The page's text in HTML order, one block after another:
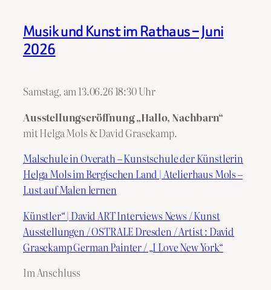
Musik und Kunst im Rathaus – Juni
2026
Samstag, am 13.06.26 18:30 Uhr
Ausstellungseröffnung „Hallo, Nachbarn“
mit Helga Mols & David Grasekamp.
Malschule in Overath – Kunstschule der Künstlerin
Helga Mols im Bergischen Land | Atelierhaus Mols –
Lust auf Malen lernen
Künstler“ | David ART Interviews News / Kunst
Ausstellungen / OSTRALE Dresden / Artist : David
Grasekamp German Painter / „I Love New York“
Im Anschluss